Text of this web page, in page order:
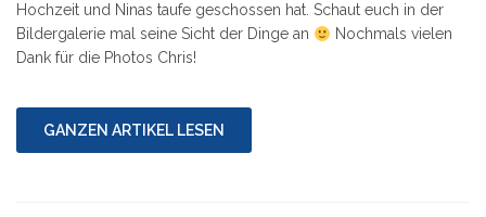
Hochzeit und Ninas taufe geschossen hat. Schaut euch in der
Bildergalerie mal seine Sicht der Dinge an
Nochmals vielen
Dank für die Photos Chris!
GANZEN ARTIKEL LESEN